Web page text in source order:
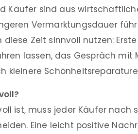
Käufer sind aus
Vermarktungsdauer
Zeit sinnvoll nutzen: Erste
lassen, das Gespräch mit
kleinere
ist, muss jeder Käufer nach
Eine leicht positive